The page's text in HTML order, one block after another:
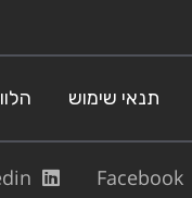
תנאי שימוש
Facebook